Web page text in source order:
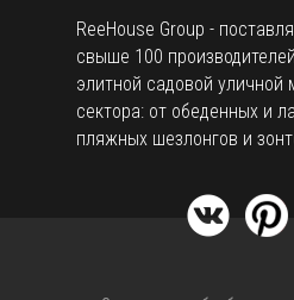
ReeHouse Group -
свыше 100
элитной садовой уличной
сектора: от обеденных и
пляжных шезлонгов и